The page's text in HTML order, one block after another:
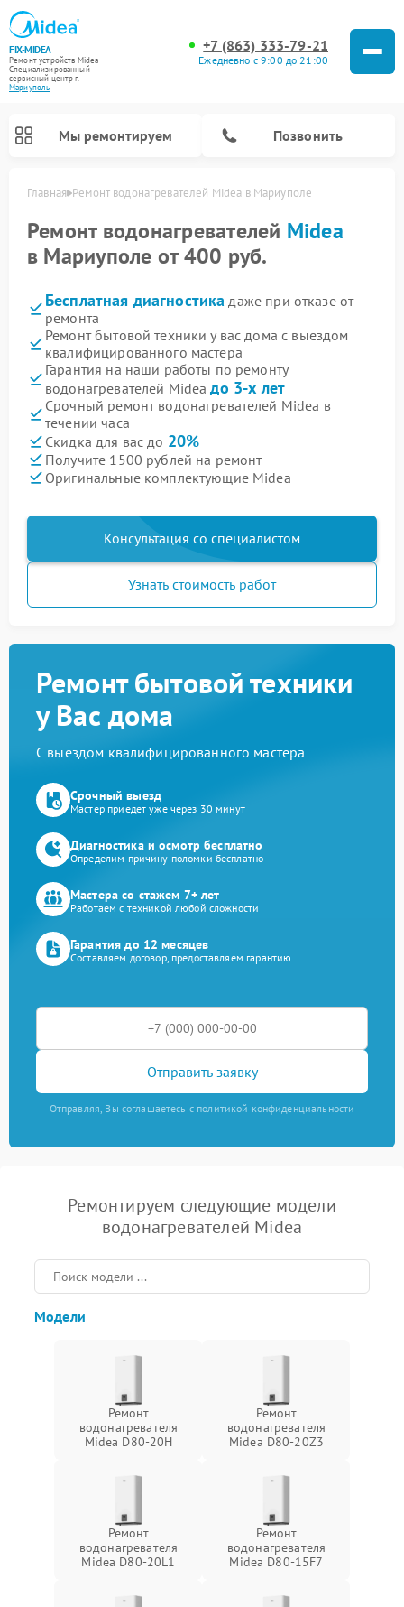
FIX-MIDEA
Ремонт устройств Midea
Специализированный
cервисный центр г.
Мариуполь
+7 (863) 333-79-21
Ежедневно с 9:00 до 21:00
Мы ремонтируем Позвонить
Главная Ремонт водонагревателей Midea в Мариуполе
Ремонт водонагревателей Midea
в Мариуполе от 400 руб.
Бесплатная диагностика даже при отказе от
ремонта
Ремонт бытовой техники у вас дома с выездом
квалифицированного мастера
Гарантия на наши работы по ремонту
водонагревателей Mideaдо 3-х лет
Срочный ремонт водонагревателей Midea в
течении часа
Скидка для вас до 20%
Получите 1500 рублей на ремонт
Оригинальные комплектующие Midea
Консультация со специалистом
Узнать стоимость работ
Ремонт бытовой техники
у Вас дома
С выездом квалифицированного мастера
Срочный выезд
Мастер приедет уже через 30 минут
Диагностика и осмотр бесплатно
Определим причину поломки бесплатно
Мастера со стажем 7+ лет
Работаем с техникой любой сложности
Гарантия до 12 месяцев
Составляем договор, предоставляем гарантию
Отправить заявку
Отправляя, Вы соглашаетесь с политикой конфиденциальности
Ремонтируем следующие модели
водонагревателей Midea
Модели
Ремонт
водонагревателя
Midea D80-20Н
Ремонт
водонагревателя
Midea D80-20Z3
Ремонт
водонагревателя
Midea D80-20L1
Ремонт
водонагревателя
Midea D80-15F7